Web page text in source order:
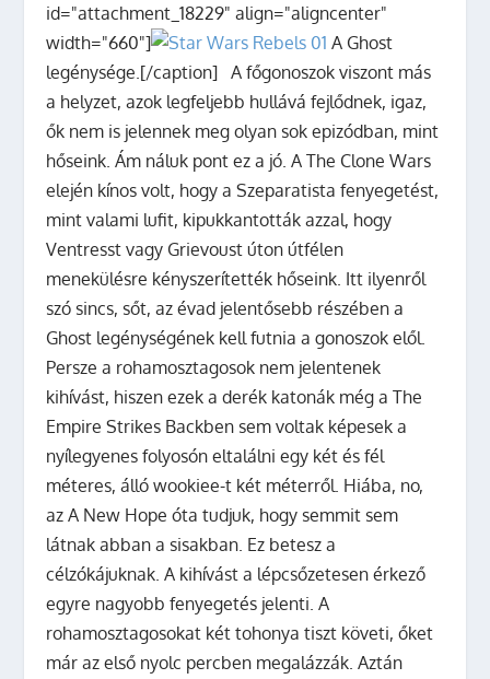
id="attachment_18229" align="aligncenter"
width="660"]
A Ghost
legénysége.[/caption] A főgonoszok viszont más
a helyzet, azok legfeljebb hullává fejlődnek, igaz,
ők nem is jelennek meg olyan sok epizódban, mint
hőseink. Ám náluk pont ez a jó. A The Clone Wars
elején kínos volt, hogy a Szeparatista fenyegetést,
mint valami lufit, kipukkantották azzal, hogy
Ventresst vagy Grievoust úton útfélen
menekülésre kényszerítették hőseink. Itt ilyenről
szó sincs, sőt, az évad jelentősebb részében a
Ghost legénységének kell futnia a gonoszok elől.
Persze a rohamosztagosok nem jelentenek
kihívást, hiszen ezek a derék katonák még a The
Empire Strikes Backben sem voltak képesek a
nyílegyenes folyosón eltalálni egy két és fél
méteres, álló wookiee-t két méterről. Hiába, no,
az A New Hope óta tudjuk, hogy semmit sem
látnak abban a sisakban. Ez betesz a
célzókájuknak. A kihívást a lépcsőzetesen érkező
egyre nagyobb fenyegetés jelenti. A
rohamosztagosokat két tohonya tiszt követi, őket
már az első nyolc percben megalázzák. Aztán